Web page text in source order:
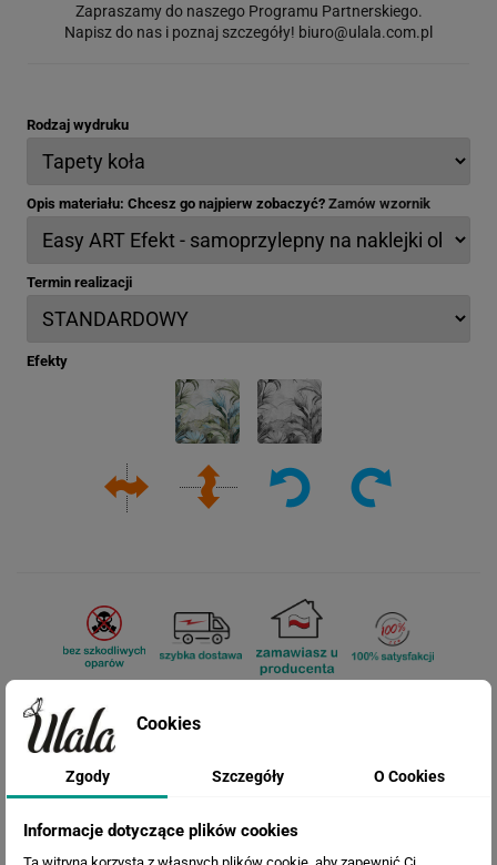
Zapraszamy do naszego Programu Partnerskiego.
Napisz do nas i poznaj szczegóły! biuro@ulala.com.pl
Rodzaj wydruku
Opis materiału: Chcesz go najpierw zobaczyć? Zamów wzornik
Termin realizacji
Efekty
564.45 zł
131.37 zł
Cena po rabacie:433.08 zł
Cookies
Zgody Szczegóły O Cookies
Informacje dotyczące plików cookies
Ta witryna korzysta z własnych plików cookie, aby zapewnić Ci